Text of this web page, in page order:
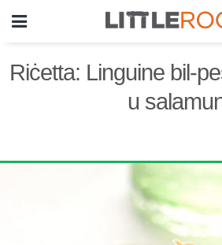
Riċetta: Linguine bil-
u